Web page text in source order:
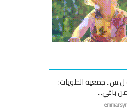
بـ32 ألف ل.س.. جمعية الحلويات:
باقي...